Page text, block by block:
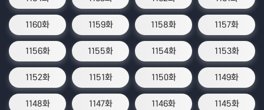
1160화 1159화 1158화 1157화
1156화 1155화 1154화 1153화
1152화 1151화 1150화 1149화
1148화 1147화 1146화 1145화